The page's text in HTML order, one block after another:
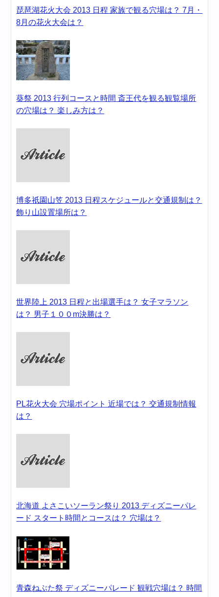
琵琶湖花火大会 2013 日程 家族で観る穴場は？ 7月・
8月の花火大会は？
葵祭 2013 行列コースと時間 斎王代を観る観覧場所
の穴場は？ 楽しみ方は？
博多祇園山笠 2013 日程スケジュールと交通規制は？
飾り山設置場所は？
世界陸上 2013 日程と出場選手は？ 女子マラソン
は？ 男子１００m決勝は？
PL花火大会 穴場ポイント 近場では？ 交通規制情報
は？
北海道 よさこいソーラン祭り 2013 ディズニーパレ
ード スタート時間とコースは？ 穴場は？
青森ねぶた祭 ディズニーパレード 観戦穴場は？ 時間